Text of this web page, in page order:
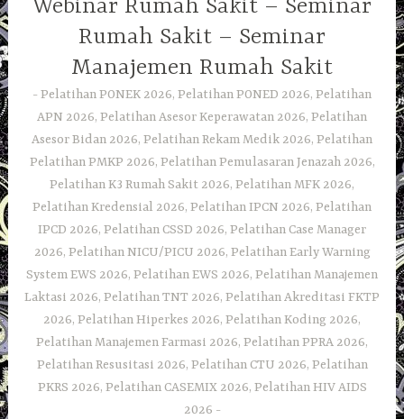
Webinar Rumah Sakit – Seminar
Rumah Sakit – Seminar
Manajemen Rumah Sakit
Pelatihan PONEK 2026, Pelatihan PONED 2026, Pelatihan
APN 2026, Pelatihan Asesor Keperawatan 2026, Pelatihan
Asesor Bidan 2026, Pelatihan Rekam Medik 2026, Pelatihan
Pelatihan PMKP 2026, Pelatihan Pemulasaran Jenazah 2026,
Pelatihan K3 Rumah Sakit 2026, Pelatihan MFK 2026,
Pelatihan Kredensial 2026, Pelatihan IPCN 2026, Pelatihan
IPCD 2026, Pelatihan CSSD 2026, Pelatihan Case Manager
2026, Pelatihan NICU/PICU 2026, Pelatihan Early Warning
System EWS 2026, Pelatihan EWS 2026, Pelatihan Manajemen
Laktasi 2026, Pelatihan TNT 2026, Pelatihan Akreditasi FKTP
2026, Pelatihan Hiperkes 2026, Pelatihan Koding 2026,
Pelatihan Manajemen Farmasi 2026, Pelatihan PPRA 2026,
Pelatihan Resusitasi 2026, Pelatihan CTU 2026, Pelatihan
PKRS 2026, Pelatihan CASEMIX 2026, Pelatihan HIV AIDS
2026